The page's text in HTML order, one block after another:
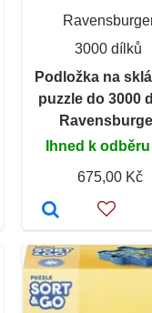
3000 dílků
Podložka na
puzzle do 3000
Ihned k odběru
675,00 Kč